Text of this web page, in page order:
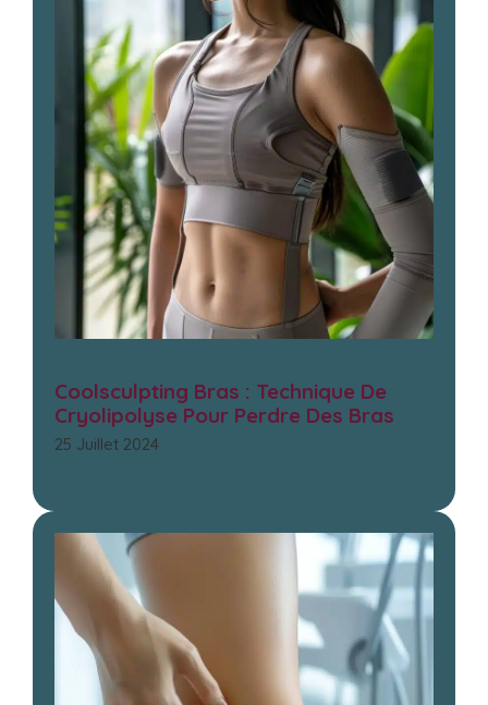
Coolsculpting Bras : Technique De
Cryolipolyse Pour Perdre Des Bras
25 Juillet 2024